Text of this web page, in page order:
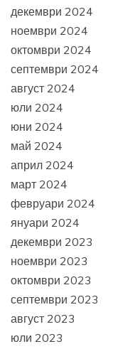
декември 2024
ноември 2024
октомври 2024
септември 2024
август 2024
юли 2024
юни 2024
май 2024
април 2024
март 2024
февруари 2024
януари 2024
декември 2023
ноември 2023
октомври 2023
септември 2023
август 2023
юли 2023